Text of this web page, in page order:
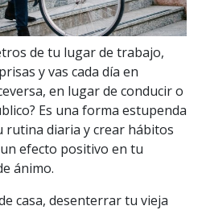
de tu lugar de trabajo,
y vas cada día en
en lugar de conducir o
Es una forma estupenda
rutina diaria y crear hábitos
efecto positivo en tu
ánimo.
casa, desenterrar tu vieja